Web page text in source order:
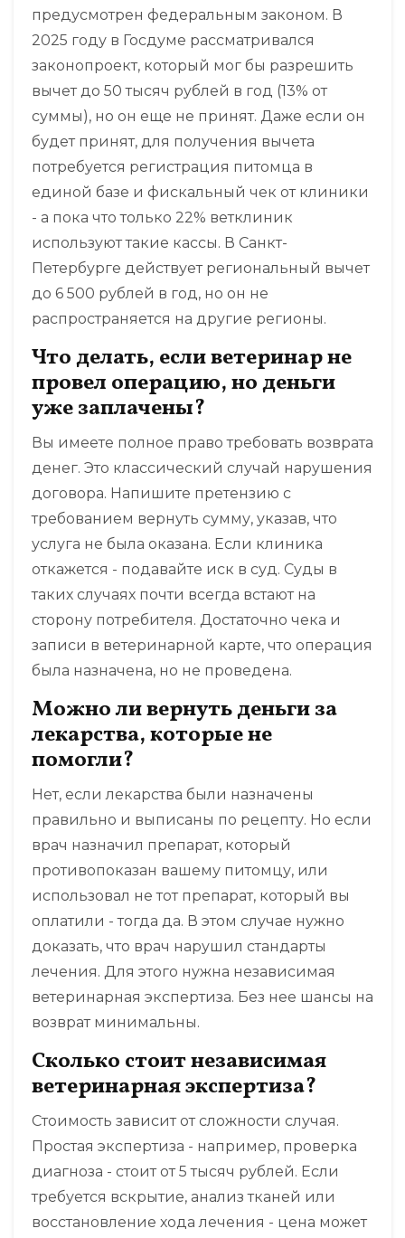
предусмотрен федеральным законом. В
2025 году в Госдуме рассматривался
законопроект, который мог бы разрешить
вычет до 50 тысяч рублей в год (13% от
суммы), но он еще не принят. Даже если он
будет принят, для получения вычета
потребуется регистрация питомца в
единой базе и фискальный чек от клиники
- а пока что только 22% ветклиник
используют такие кассы. В Санкт-
Петербурге действует региональный вычет
до 6 500 рублей в год, но он не
распространяется на другие регионы.
Что делать, если ветеринар не
провел операцию, но деньги
уже заплачены?
Вы имеете полное право требовать возврата
денег. Это классический случай нарушения
договора. Напишите претензию с
требованием вернуть сумму, указав, что
услуга не была оказана. Если клиника
откажется - подавайте иск в суд. Суды в
таких случаях почти всегда встают на
сторону потребителя. Достаточно чека и
записи в ветеринарной карте, что операция
была назначена, но не проведена.
Можно ли вернуть деньги за
лекарства, которые не
помогли?
Нет, если лекарства были назначены
правильно и выписаны по рецепту. Но если
врач назначил препарат, который
противопоказан вашему питомцу, или
использовал не тот препарат, который вы
оплатили - тогда да. В этом случае нужно
доказать, что врач нарушил стандарты
лечения. Для этого нужна независимая
ветеринарная экспертиза. Без нее шансы на
возврат минимальны.
Сколько стоит независимая
ветеринарная экспертиза?
Стоимость зависит от сложности случая.
Простая экспертиза - например, проверка
диагноза - стоит от 5 тысяч рублей. Если
требуется вскрытие, анализ тканей или
восстановление хода лечения - цена может